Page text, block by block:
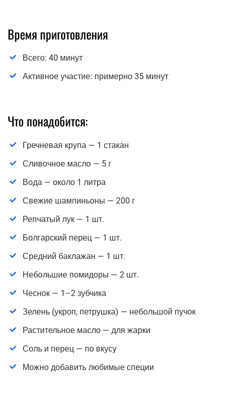
Время приготовления
Всего: 40 минут
Активное участие: примерно 35 минут
Что понадобится:
Гречневая крупа — 1 стакан
Сливочное масло — 5 г
Вода — около 1 литра
Свежие шампиньоны — 200 г
Репчатый лук — 1 шт.
Болгарский перец — 1 шт.
Средний баклажан — 1 шт.
Небольшие помидоры — 2 шт.
Чеснок — 1–2 зубчика
Зелень (укроп, петрушка) — небольшой пучок
Растительное масло — для жарки
Соль и перец — по вкусу
Можно добавить любимые специи